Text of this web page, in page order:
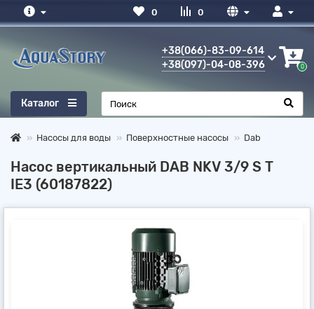
0
0
+38(066)-83-09-614
+38(097)-04-08-396
0
Каталог
Насосы для воды Поверхностные насосы Dab
Насос вертикальный DAB NKV 3/9 S T
IE3 (60187822)